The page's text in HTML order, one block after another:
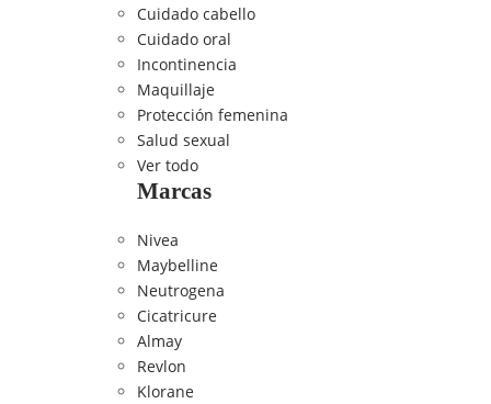
Cuidado cabello
Cuidado oral
Incontinencia
Maquillaje
Protección femenina
Salud sexual
Ver todo
Marcas
Nivea
Maybelline
Neutrogena
Cicatricure
Almay
Revlon
Klorane